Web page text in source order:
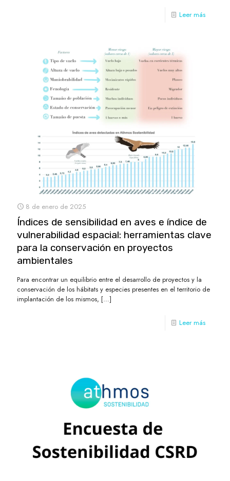
Leer más
8 de enero de 2025
Índices de sensibilidad en aves e índice de
vulnerabilidad espacial: herramientas clave
para la conservación en proyectos
ambientales
Para encontrar un equilibrio entre el desarrollo de proyectos y la
conservación de los hábitats y especies presentes en el territorio de
implantación de los mismos, […]
Leer más